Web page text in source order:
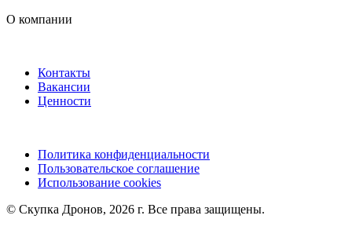
О компании
Контакты
Вакансии
Ценности
Политика конфиденциальности
Пользовательское соглашение
Использование cookies
©️ Скупка Дронов, 2026 г. Все права защищены.